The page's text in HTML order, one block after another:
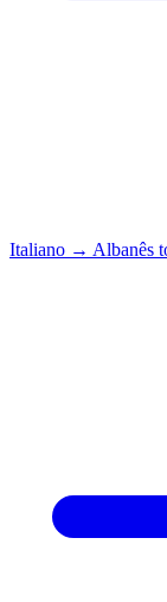
Italiano → Albanês